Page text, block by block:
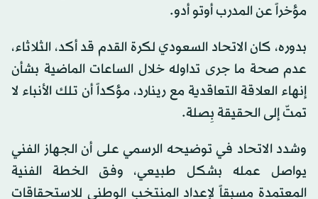
مؤخراً عن المدرب أوتو أدو.
بدوره، كان الاتحاد السعودي لكرة القدم قد أكد، الثلاثاء،
عدم صحة ما جرى تداوله خلال الساعات الماضية بشأن
إنهاء العلاقة التعاقدية مع رينارد، مؤكداً أن تلك الأنباء لا
تمتّ إلى الحقيقة بِصلة.
وشدد الاتحاد في توضيحه الرسمي على أن الجهاز الفني
يواصل عمله بشكل طبيعي، وفق الخطة الفنية
المعتمدة مسبقاً لإعداد المنتخب الوطني للاستحقاقات